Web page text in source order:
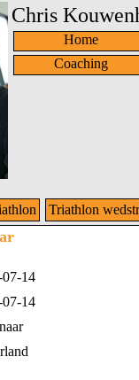
Chris
Home
Coaching
Triathlon
07-14
07-14